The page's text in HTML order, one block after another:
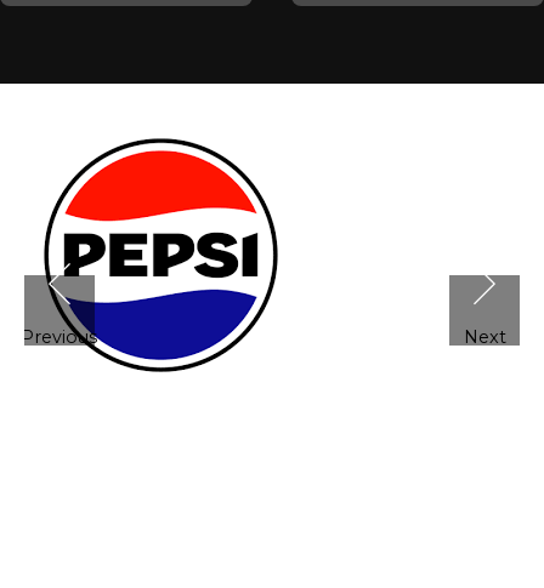
Previous Next